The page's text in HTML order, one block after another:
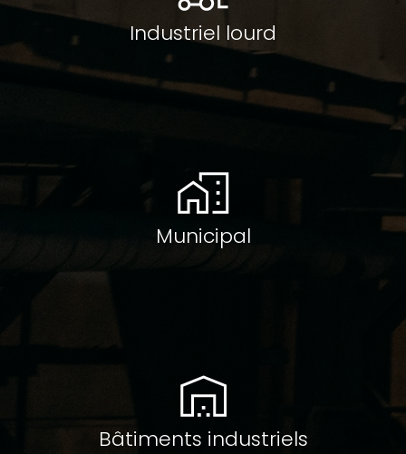
Industriel lourd
Municipal
Bâtiments industriels